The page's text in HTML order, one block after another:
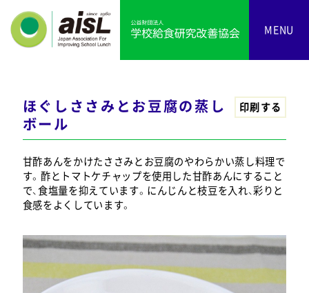
MENU
ほぐしささみとお豆腐の蒸し
ボール
印刷する
甘酢あんをかけたささみとお豆腐のやわらかい蒸し料理で
す。酢とトマトケチャップを使用した甘酢あんにすること
で、食塩量を抑えています。にんじんと枝豆を入れ、彩りと
食感をよくしています。